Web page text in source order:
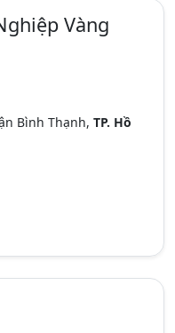
Vàng
Bình Thạnh, TP. Hồ